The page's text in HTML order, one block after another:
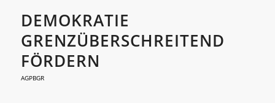
DEMOKRATIE
GRENZÜBERSCHREITEND
FÖRDERN
AGPBGR